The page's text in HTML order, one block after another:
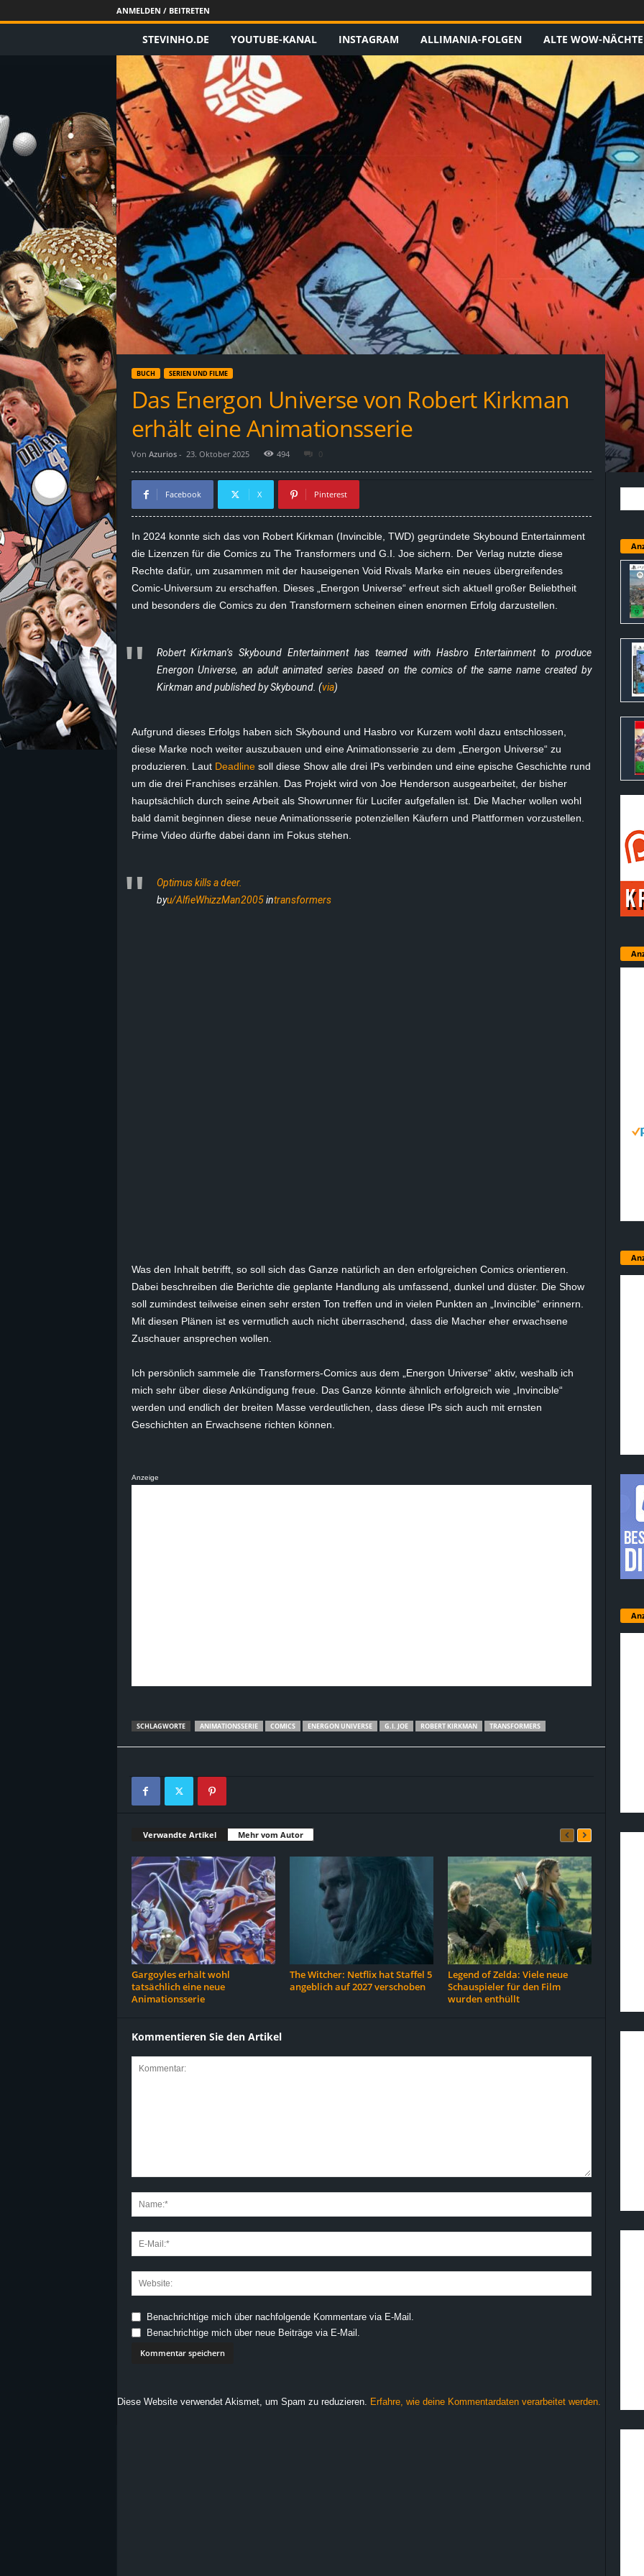
ANMELDEN / BEITRETEN
e
v
i
n
h
o
.
d
e
i
n
s
g
i
c
h
n
t
STEVINHO.DE YOUTUBE-KANAL INSTAGRAM ALLIMANIA-FOLGEN ALTE WOW-NÄCHTE
BUCH SERIEN UND FILME
Das Energon Universe von Robert Kirkman
erhält eine Animationsserie
Von Azurios- 23. Oktober 2025 494 0
Facebook X Pinterest
In 2024 konnte sich das von Robert Kirkman (Invincible, TWD) gegründete Skybound Entertainment
die Lizenzen für die Comics zu The Transformers und G.I. Joe sichern. Der Verlag nutzte diese
Rechte dafür, um zusammen mit der hauseigenen Void RivalsMarke ein neues übergreifendes
Comic-Universum zu erschaffen. Dieses „ Energon Universe“ erfreut sich aktuell großer Beliebtheit
und besonders die Comics zu den Transformern scheinen einen enormen Erfolg darzustellen.
Robert Kirkman’s Skybound Entertainment has teamed with Hasbro Entertainment to produce
Energon Universe, an adult animated series based on the comics of the same name created by
Kirkman and published by Skybound. (via)
Aufgrund dieses Erfolgs haben sich Skybound und Hasbro vor Kurzem wohl dazu entschlossen,
diese Marke noch weiter auszubauen und eine Animationsserie zu dem „Energon Universe“ zu
produzieren. Laut Deadlinesoll diese Show alle drei IPs verbinden und eine epische Geschichte rund
um die drei Franchises erzählen. Das Projekt wird von Joe Henderson ausgearbeitet, der bisher
hauptsächlich durch seine Arbeit als Showrunner für Lucifer aufgefallen ist. Die Macher wollen wohl
bald damit beginnen diese neue Animationsserie potenziellen Käufern und Plattformen vorzustellen.
Prime Video dürfte dabei dann im Fokus stehen.
Optimus kills a deer.
byu/AlfieWhizzMan2005intransformers
Was den Inhalt betrifft, so soll sich das Ganze natürlich an den erfolgreichen Comics orientieren.
Dabei beschreiben die Berichte die geplante Handlung als umfassend, dunkel und düster. Die Show
soll zumindest teilweise einen sehr ersten Ton treffen und in vielen Punkten an „Invincible“ erinnern.
Mit diesen Plänen ist es vermutlich auch nicht überraschend, dass die Macher eher erwachsene
Zuschauer ansprechen wollen.
Ich persönlich sammele die Transformers-Comics aus dem „Energon Universe“ aktiv, weshalb ich
mich sehr über diese Ankündigung freue. Das Ganze könnte ähnlich erfolgreich wie „Invincible“
werden und endlich der breiten Masse verdeutlichen, dass diese IPs sich auch mit ernsten
Geschichten an Erwachsene richten können.
Anzeige
SCHLAGWORTE ANIMATIONSSERIE COMICS ENERGON UNIVERSE G.I. JOE ROBERT KIRKMAN TRANSFORMERS
Verwandte Artikel Mehr vom Autor
Gargoyles erhält wohl
tatsächlich eine neue
Animationsserie
The Witcher: Netflix hat Staffel 5
angeblich auf 2027 verschoben
Legend of Zelda: Viele neue
Schauspieler für den Film
wurden enthüllt
Kommentieren Sie den Artikel
Benachrichtige mich über nachfolgende Kommentare via E-Mail.
Benachrichtige mich über neue Beiträge via E-Mail.
Diese Website verwendet Akismet, um Spam zu reduzieren. Erfahre, wie deine Kommentardaten verarbeitet werden.